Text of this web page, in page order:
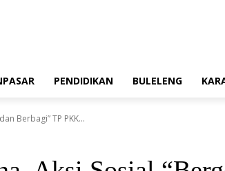
PENDIDIKAN BULELENG
Berbagi” TP PKK...